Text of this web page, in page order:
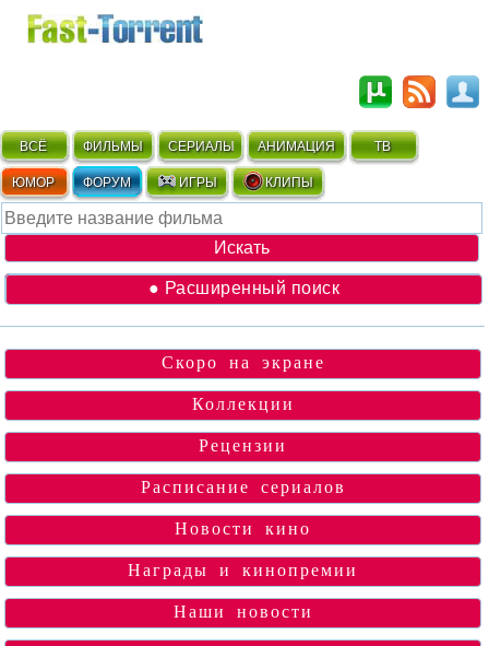
ВСЁ ФИЛЬМЫ СЕРИАЛЫ АНИМАЦИЯ ТВ
ЮМОР ФОРУМ ИГРЫ КЛИПЫ
● Расширенный поиск
Скоро на экране
Коллекции
Рецензии
Расписание сериалов
Новости кино
Награды и кинопремии
Наши новости